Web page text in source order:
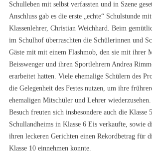
Schulleben mit selbst verfassten und in Szene
Anschluss gab es die erste „echte“ Schulstunde
Klassenlehrer, Christian Weichhard. Beim
im Schulhof überraschten die Schülerinnen und
Gäste mit mit einem Flashmob, den sie mit ihrer
Beisswenger und ihren Sportlehrern Andrea
erarbeitet hatten. Viele ehemalige Schülern des
die Gelegenheit des Festes nutzen, um ihre
ehemaligen Mitschüler und Lehrer
Besuch freuten sich insbesondere auch die Klasse
Schullandheims in Klasse 6 Eis verkaufte, sowie
ihren leckeren Gerichten einen Rekordbetrag für
Klasse 10 einnehmen konnte.